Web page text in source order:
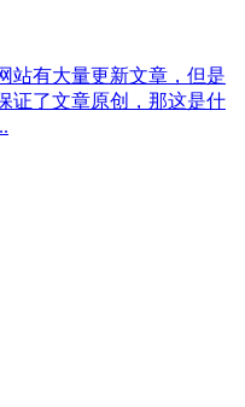
站有大量更新文章，但是
证了文章原创，那这是什